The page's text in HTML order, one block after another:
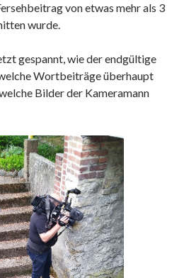
von etwas mehr als 3
wurde.
gespannt, wie der endgültige
Wortbeiträge überhaupt
Bilder der Kameramann